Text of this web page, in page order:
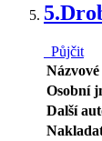
5.
Půjčit
Osobní
Další